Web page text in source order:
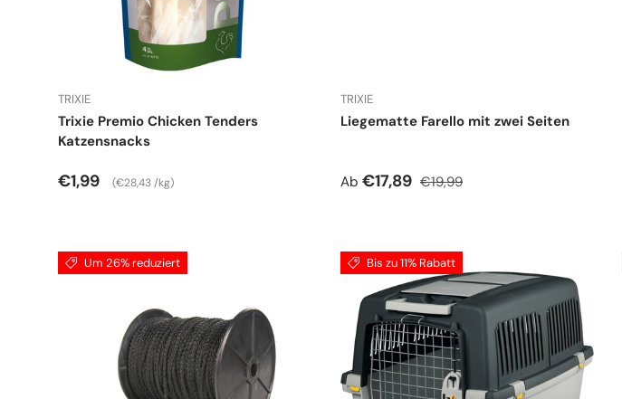
TRIXIE
Trixie Premio Chicken Tenders
Katzensnacks
Normaler Preis
€1,99 Grundpreis
€28,43 /kg
TRIXIE
Liegematte Farello mit zwei Seiten
Verkaufspreis
Ab €17,89 Normaler Preis
€19,99
Um 26% reduziert Bis zu 11% Rabatt